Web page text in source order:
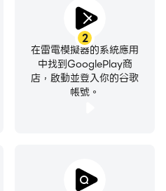
2
在雷電模擬器的系統應用
中找到GooglePlay商
店，啟動並登入你的谷歌
帳號。